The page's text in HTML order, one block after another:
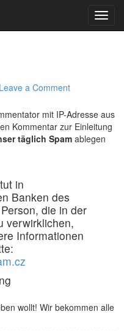
Leave a Comment
mit IP-Adresse aus
Kommentar zur Einleitung
täglich Spam ablegen
in
Banken des
die in der
verwirklichen,
Informationen
wollt! Wir bekommen alle